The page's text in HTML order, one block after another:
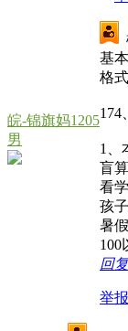
皖-锦旗妈1205
男
基
格
174
1、
盲
看
孩
暑
100
回复
举报